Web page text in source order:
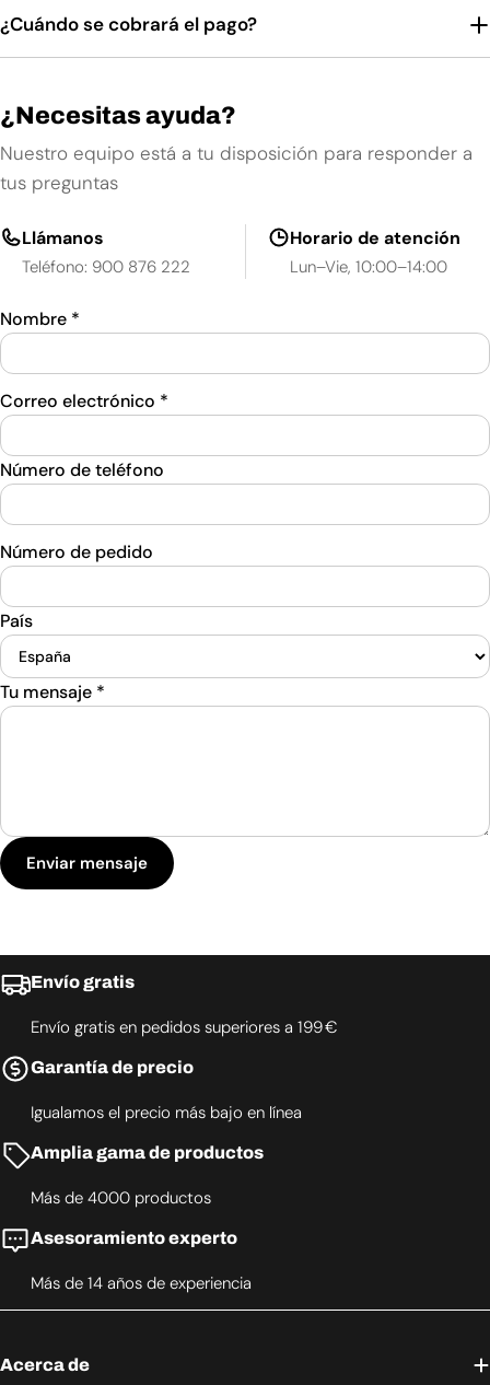
¿Cuándo se cobrará el pago?
¿Necesitas ayuda?
Nuestro equipo está a tu disposición para responder a
tus preguntas
Llámanos
Teléfono: 900 876 222
Horario de atención
Lun–Vie, 10:00–14:00
Nombre *
Correo electrónico *
Número de teléfono
Número de pedido
País
Tu mensaje *
Enviar mensaje
Envío gratis
Envío gratis en pedidos superiores a 199 €
Garantía de precio
Igualamos el precio más bajo en línea
Amplia gama de productos
Más de 4000 productos
Asesoramiento experto
Más de 14 años de experiencia
Acerca de